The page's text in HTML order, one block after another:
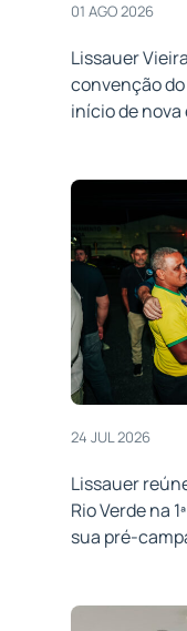
01 AGO 2026
Lissauer
convenção do
início de nova
24 JUL 2026
Lissauer
Rio Verde na
sua pré-